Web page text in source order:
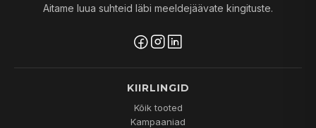
Aitame luua suhteid läbi meeldejäävate kingituste.
KIIRLINGID
Kõik tooted
Kampaaniad